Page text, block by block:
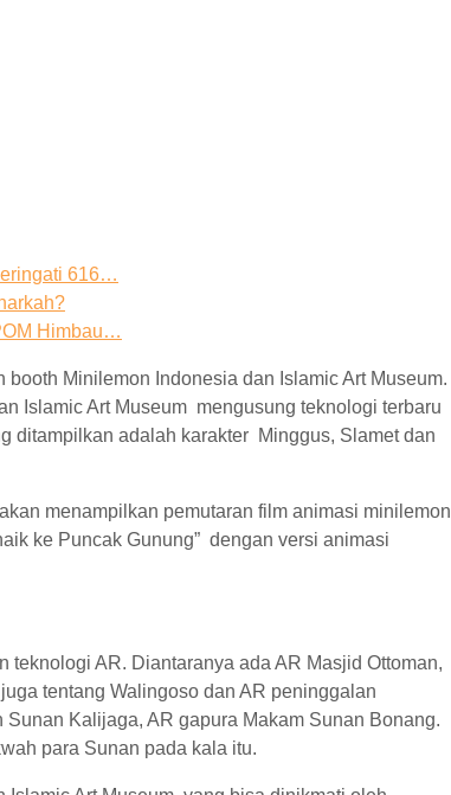
616…
Himbau…
Minilemon Indonesia dan Islamic Art Museum.
Islamic Art Museum mengusung teknologi terbaru
ditampilkan adalah karakter Minggus, Slamet dan
menampilkan pemutaran film animasi minilemon
ke Puncak Gunung” dengan versi animasi
AR. Diantaranya ada AR Masjid Ottoman,
tentang Walingoso dan AR peninggalan
Kalijaga, AR gapura Makam Sunan Bonang.
para Sunan pada kala itu.